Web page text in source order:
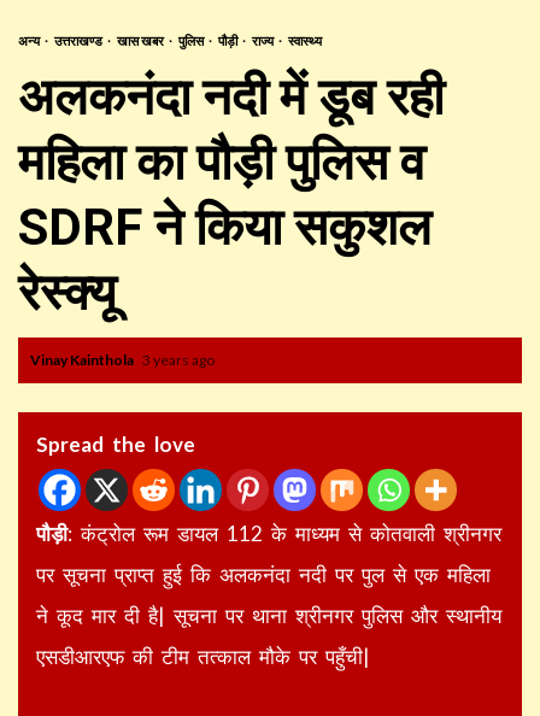
अन्य उत्तराखण्ड खास खबर पुलिस पौड़ी राज्य स्वास्थ्य
अलकनंदा नदी में डूब रही
महिला का पौड़ी पुलिस व
SDRF ने किया सकुशल
रेस्क्यू
Vinay Kainthola 3 years ago
Spread the love
पौड़ी: कंट्रोल रूम डायल 112 के माध्यम से कोतवाली श्रीनगर
पर सूचना प्राप्त हुई कि अलकनंदा नदी पर पुल से एक महिला
ने कूद मार दी है| सूचना पर थाना श्रीनगर पुलिस और स्थानीय
एसडीआरएफ की टीम तत्काल मौके पर पहुँची|